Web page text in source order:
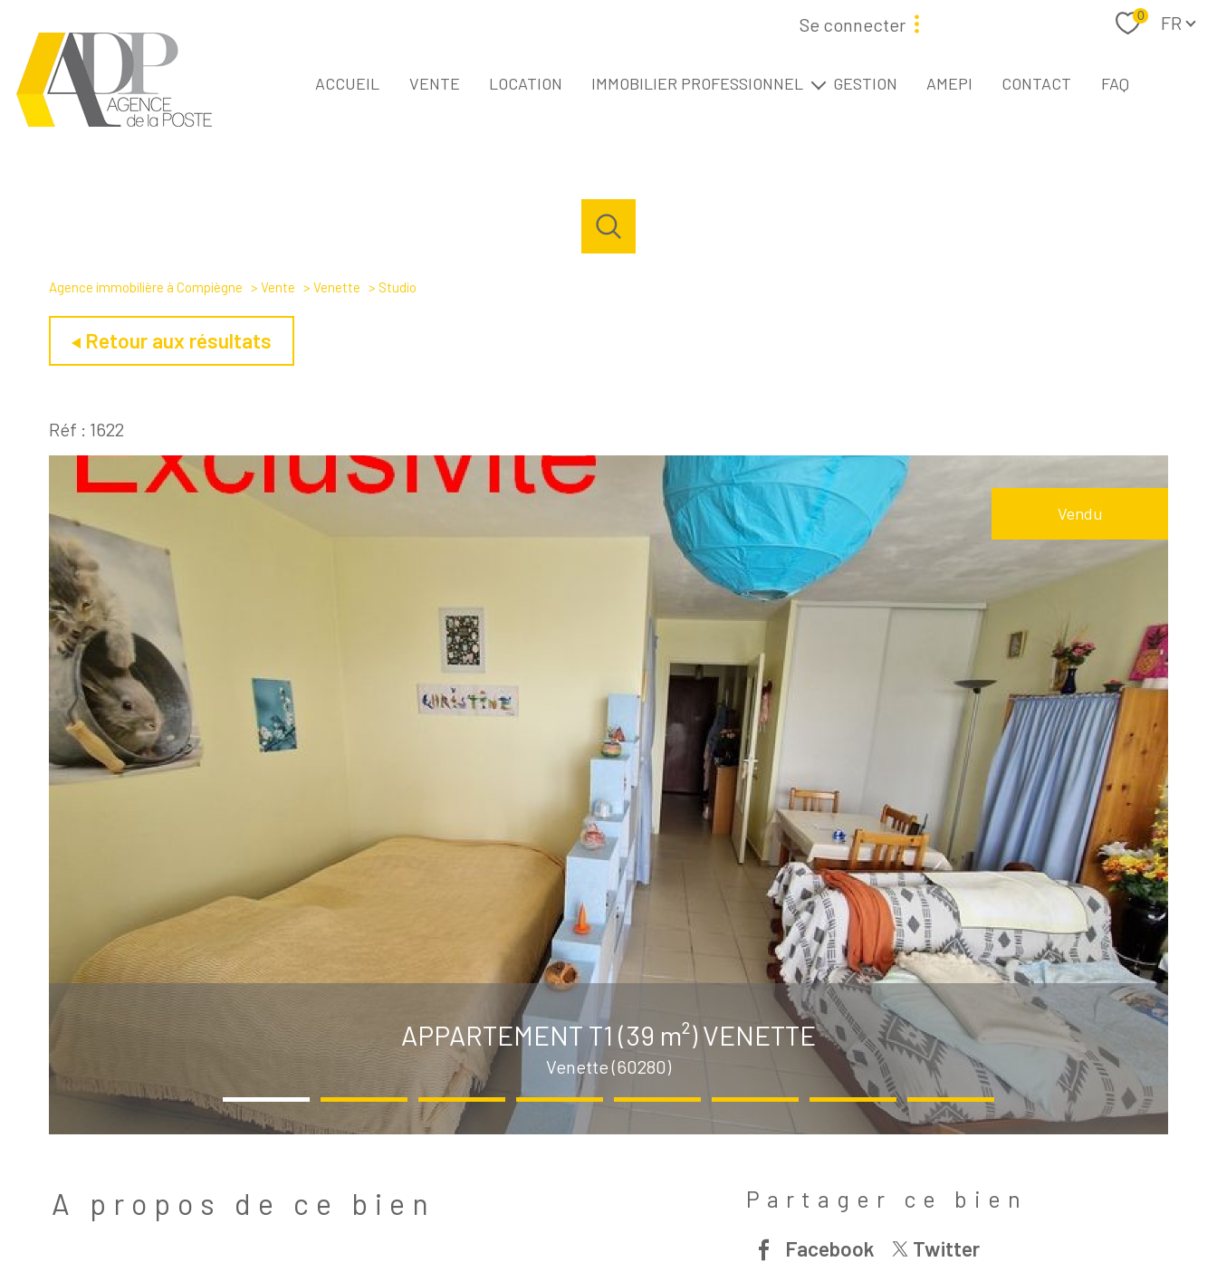
Se connecter 0 FR
ACCUEIL VENTE LOCATION IMMOBILIER PROFESSIONNEL GESTION AMEPI CONTACT FAQ
Aucune Annonce Trouvée
Agence immobilière à Compiègne Vente Venette Studio
Retour aux résultats
Réf : 1622
Vendu
APPARTEMENT T1 (39 m²) VENETTE
Venette (60280)
A propos de ce bien Partager ce bien
Facebook
Twitter